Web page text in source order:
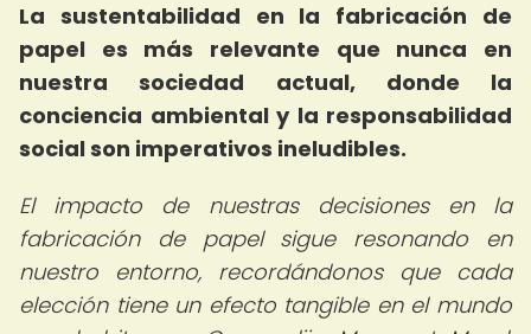
La sustentabilidad en la fabricación de
papel es más relevante que nunca en
nuestra sociedad actual, donde la
conciencia ambiental y la responsabilidad
social son imperativos ineludibles.
El impacto de nuestras decisiones en la
fabricación de papel sigue resonando en
nuestro entorno, recordándonos que cada
elección tiene un efecto tangible en el mundo